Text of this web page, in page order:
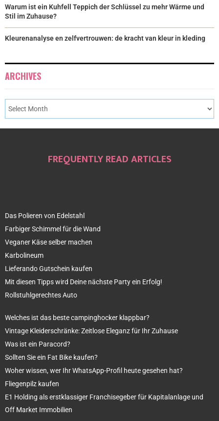
Warum ist ein Kuhfell Teppich der Schlüssel zu mehr Wärme und
Stil im Zuhause?
Kleurenanalyse en zelfvertrouwen: de kracht van kleur in kleding
ARCHIVES
FREQUENTLY READ ARTICLES
Das Polieren von Edelstahl
Farbiger Schimmel für die Wand
Veganer Käse selber machen
Karbolineum
Lieferando Gutschein kaufen
Mit diesen Tipps wird Deine nächste Party ein Erfolg!
Rollstuhlgerechtes Auto
Welches ist das beste campinghocker klappbar?
Vintage Kleiderschränke: Zeitlose Eleganz für Ihr Zuhause
Was ist ein Paracord?
Sollten Sie ein Fat Bike kaufen?
Woher wissen, wer Ihr WhatsApp-Profil heute gesehen hat?
Fliegenpilz kaufen
E1 Holding als erstklassiger Franchisegeber für Kapitalanlage und
Off Market Immobilien